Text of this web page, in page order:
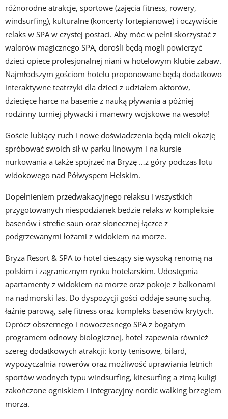
różnorodne atrakcje, sportowe (zajęcia fitness, rowery,
windsurfing), kulturalne (koncerty fortepianowe) i oczywiście
relaks w SPA w czystej postaci. Aby móc w pełni skorzystać z
walorów magicznego SPA, dorośli będą mogli powierzyć
dzieci opiece profesjonalnej niani w hotelowym klubie zabaw.
Najmłodszym gościom hotelu proponowane będą dodatkowo
interaktywne teatrzyki dla dzieci z udziałem aktorów,
dziecięce harce na basenie z nauką pływania a później
rodzinny turniej pływacki i manewry wojskowe na wesoło!
Goście lubiący ruch i nowe doświadczenia będą mieli okazję
spróbować swoich sił w parku linowym i na kursie
nurkowania a także spojrzeć na Bryzę …z góry podczas lotu
widokowego nad Półwyspem Helskim.
Dopełnieniem przedwakacyjnego relaksu i wszystkich
przygotowanych niespodzianek będzie relaks w kompleksie
basenów i strefie saun oraz słonecznej łączce z
podgrzewanymi łożami z widokiem na morze.
Bryza Resort & SPA to hotel cieszący się wysoką renomą na
polskim i zagranicznym rynku hotelarskim. Udostępnia
apartamenty z widokiem na morze oraz pokoje z balkonami
na nadmorski las. Do dyspozycji gości oddaje saunę suchą,
łaźnię parową, salę fitness oraz kompleks basenów krytych.
Oprócz obszernego i nowoczesnego SPA z bogatym
programem odnowy biologicznej, hotel zapewnia również
szereg dodatkowych atrakcji: korty tenisowe, bilard,
wypożyczalnia rowerów oraz możliwość uprawiania letnich
sportów wodnych typu windsurfing, kitesurfing a zimą kuligi
zakończone ogniskiem i integracyjny nordic walking brzegiem
morza.